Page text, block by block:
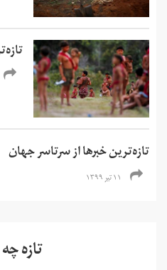
تازه‌ترین خبرها از سرتاسر جهان
۱۱ تیر ۱۳۹۹
تازه